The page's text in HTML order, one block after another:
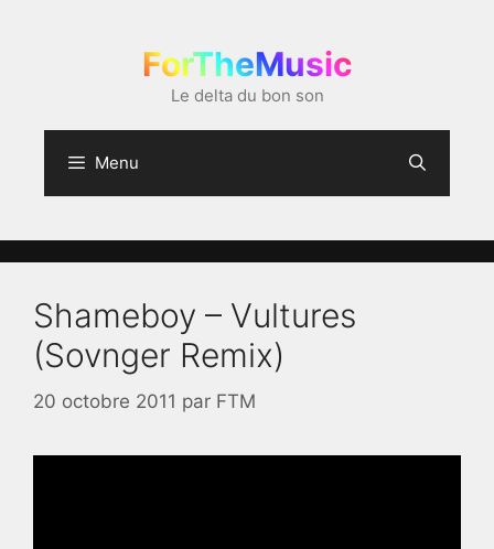
ForTheMusic
Le delta du bon son
Menu
Shameboy – Vultures
(Sovnger Remix)
20 octobre 2011 par FTM